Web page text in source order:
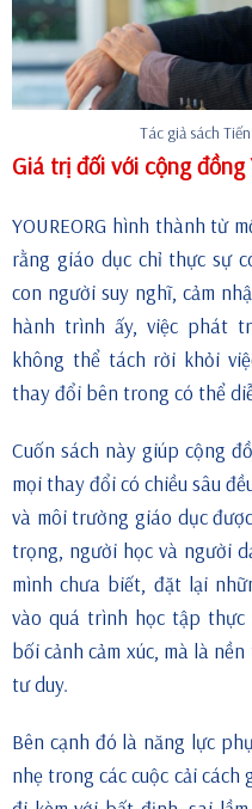
Tác giả sách
Giá trị đối với cộng đồng
YOUREORG hình thành từ
rằng giáo dục chỉ thực sự
con người suy nghĩ, cảm
hành trình ấy, việc phát
không thể tách rời khỏi
thay đổi bên trong có thể
Cuốn sách này giúp cộng
mọi thay đổi có chiều sâu
và môi trường giáo dục
trọng, người học và người
mình chưa biết, đặt lại
vào quá trình học tập thực
bối cảnh cảm xúc, mà là
tư duy.
Bên cạnh đó là năng lực
nhẹ trong các cuộc cải